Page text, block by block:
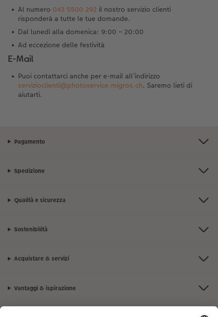
Al numero 043 5500 292 il nostro servizio clienti
risponderà a tutte le tue domande.
Dal lunedì alla domenica: 9:00 – 20:00
Ad eccezione delle festività
E-Mail
Puoi contattarci anche per e-mail all’indirizzo
servizioclienti@photoservice.migros.ch. Saremo lieti di
aiutarti.
Pagamento
Spedizione
Qualità e sicurezza
Sostenibilità
Acquistare & servizi
Vantaggi & ispirazione